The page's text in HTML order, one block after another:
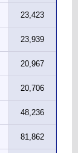
23,423
23,939
20,967
20,706
48,236
81,862